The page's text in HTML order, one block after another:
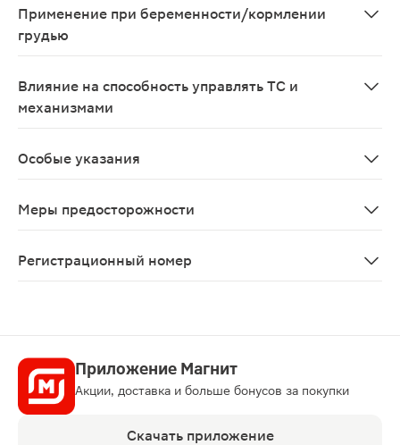
Применение при беременности/кормлении
грудью
Влияние на способность управлять ТС и
механизмами
Особые указания
Меры предосторожности
Регистрационный номер
Приложение Магнит
Акции, доставка и больше бонусов за покупки
Скачать приложение